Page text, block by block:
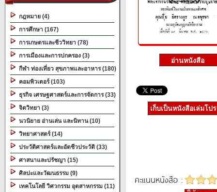
กฎหมาย (4)
การศึกษา (167)
การเกษตรและชีววิทยา (78)
การเมืองและการปกครอง (3)
กีฬา ท่องเที่ยว สุขภาพและอาหาร (180)
คอมพิวเตอร์ (103)
ธุรกิจ เศรษฐศาสตร์และการจัดการ (33)
จิตวิทยา (3)
นวนิยาย อ่านเล่น และนิทาน (10)
วิทยาศาสตร์ (14)
ประวัติศาสตร์และอัตชีวประวัติ (33)
ศาสนาและปรัชญา (15)
ศิลปะและวัฒนธรรม (9)
เทคโนโลยี วิศวกรรม อุตสาหกรรม (11)
เก็บเป็นหนังสือเล่มโป
คะแนนหนังสือ :